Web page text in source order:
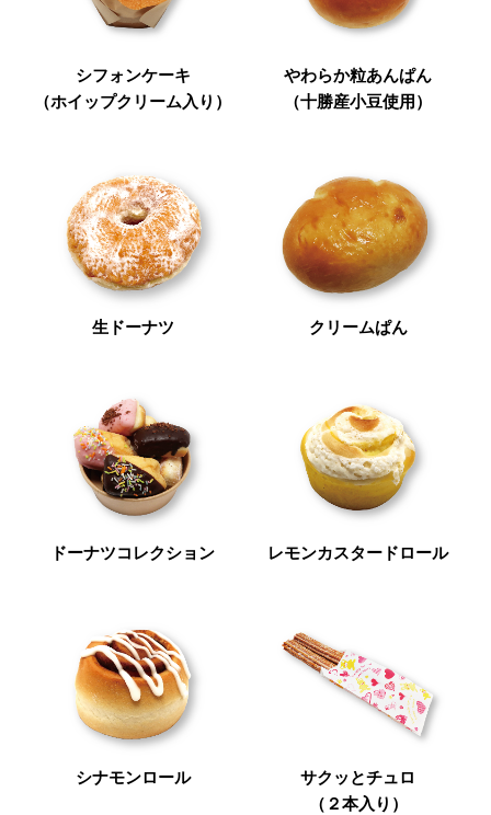
シフォンケーキ
（ホイップクリーム入り）
やわらか粒あんぱん
（十勝産小豆使用）
生ドーナツ クリームぱん
ドーナツコレクション レモンカスタードロール
シナモンロール
サクッとチュロ
（２本入り）